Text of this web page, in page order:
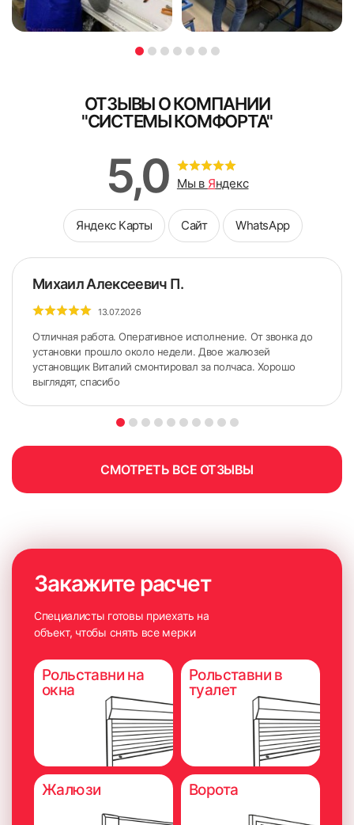
измерьте ширину по стыкам штапика и рамы;
ширину необходимо передавать как размер «по ткани»;
измерьте высоту по стыками штапика и рамы;
при боковой фиксации с помощью лески от замеренной
высоты необходимо вычесть 2 см.
Если откосы подшиты слишком близко к стеклу, то
рекомендуется консультация специалиста.
Существует вероятность невозможности монтажа
или изменения схемы замера
персональных данных
Я ознакомлен и согласен сполитикой об обработке
персональных данных
Поле обязательно для заполнения
ОТЗЫВЫ О КОМПАНИИ
"СИСТЕМЫ КОМФОРТА"
5,0 Мы в Яндекс
Яндекс Карты Сайт WhatsApp
Михаил Алексеевич П.
13.07.2026
Отличная работа. Оперативное исполнение. От звонка до
установки прошло около недели. Двое жалюзей
установщик Виталий смонтировал за полчаса. Хорошо
выглядят, спасибо
СМОТРЕТЬ ВСЕ ОТЗЫВЫ
Закажите расчет
Специалисты готовы приехать на
объект, чтобы снять все мерки
Рольставни на
окна
Рольставни в
туалет
Жалюзи Ворота